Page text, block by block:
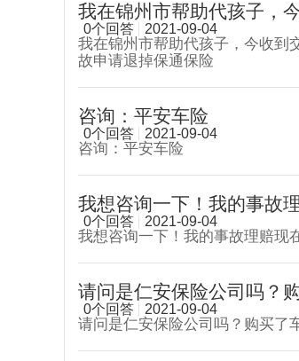
我在锦州市帮助代孩子，
0个回答 2021-09-04
我在锦州市帮助代孩子，今收到
故申请退掉保通保险
咨询：平安车险
0个回答 2021-09-04
咨询：平安车险
我想咨询一下！我的事故
0个回答 2021-09-04
我想咨询一下！我的事故理赔现
请问是仁安保险公司吗？
0个回答 2021-09-04
请问是仁安保险公司吗？购买了